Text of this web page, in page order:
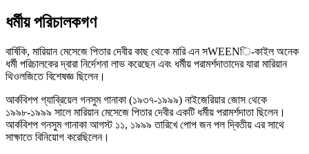
ধর্মীয় পরিচালকগণ
বার্ষিকি, মারিয়ান মেসেজে পিতার দেবীর কাছ থেকে মারি এন সWEENি-কাইল অনেক
ধর্মী পরিচালকের দ্বারা নির্দেশনা লাভ করেছেন এবং ধর্মীয় পরামর্শদাতাদের যারা মারিয়ান
থিওলজিতে বিশেষজ্ঞ ছিলেন।
আর্কবিশপ গ্যাব্রিয়েল গনসুম গানাকা (১৯৩৭-১৯৯৯) নাইজেরিয়ার জোস থেকে
১৯৯৮-১৯৯৯ সালে মারিয়ান মেসেজে পিতার দেবীর একটি ধর্মীয় পরামর্শদাতা ছিলেন।
আর্কবিশপ গনসুম গানাকা আগস্ট ১১, ১৯৯৯ তারিখে পোপ জন পল দ্বিতীয় এর সাথে
সাক্ষাতে বিনিয়োগ করেছিলেন।